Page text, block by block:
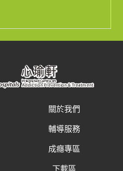
關於我們
輔導服務
成癮專區
下載區